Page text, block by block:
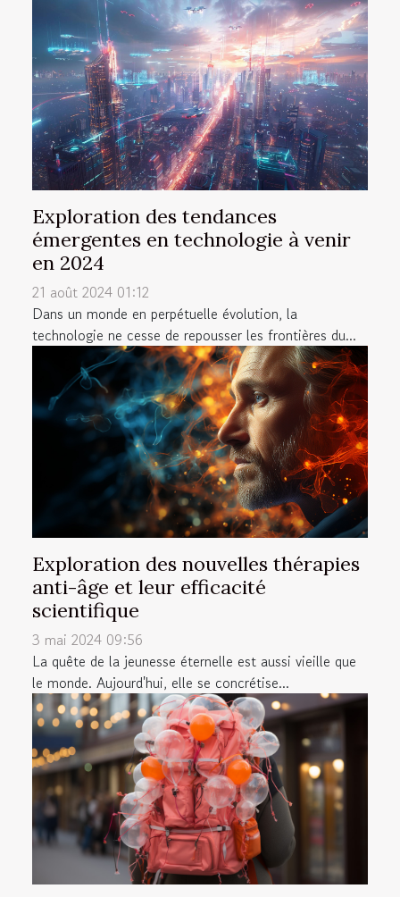
Exploration des tendances
émergentes en technologie à venir
en 2024
21 août 2024 01:12
Dans un monde en perpétuelle évolution, la
technologie ne cesse de repousser les frontières du...
Exploration des nouvelles thérapies
anti-âge et leur efficacité
scientifique
3 mai 2024 09:56
La quête de la jeunesse éternelle est aussi vieille que
le monde. Aujourd'hui, elle se concrétise...